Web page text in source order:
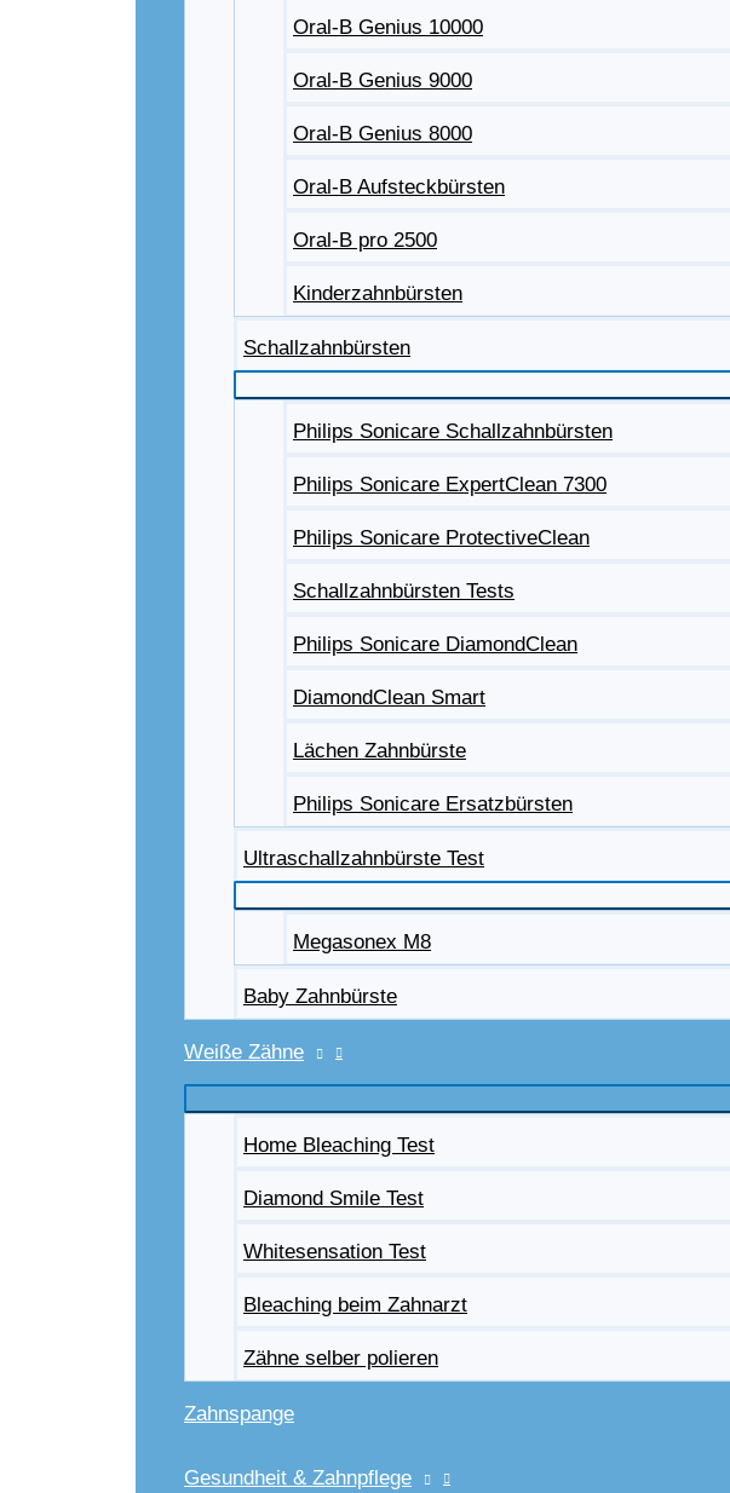
Oral-B Genius 10000
Oral-B Genius 9000
Oral-B Genius 8000
Oral-B Aufsteckbürsten
Oral-B pro 2500
Kinderzahnbürsten
Schallzahnbürsten
Philips Sonicare Schallzahnbürsten
Philips Sonicare ExpertClean 7300
Philips Sonicare ProtectiveClean
Schallzahnbürsten Tests
Philips Sonicare DiamondClean
DiamondClean Smart
Lächen Zahnbürste
Philips Sonicare Ersatzbürsten
Ultraschallzahnbürste Test
Megasonex M8
Baby Zahnbürste
Weiße Zähne
Home Bleaching Test
Diamond Smile Test
Whitesensation Test
Bleaching beim Zahnarzt
Zähne selber polieren
Zahnspange
Gesundheit & Zahnpflege